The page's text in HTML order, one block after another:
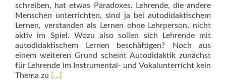
schreiben, hat etwas Paradoxes. Lehrende, die andere
Menschen unterrichten, sind ja bei autodidaktischem
Lernen, verstanden als Lernen ohne Lehrperson, nicht
aktiv im Spiel. Wozu also sollen sich Lehrende mit
autodidaktischem Lernen beschäftigen? Noch aus
einem weiteren Grund scheint Autodidaktik zunächst
für Lehrende im Instrumental- und Vokalunterricht kein
Thema zu Read
[…]